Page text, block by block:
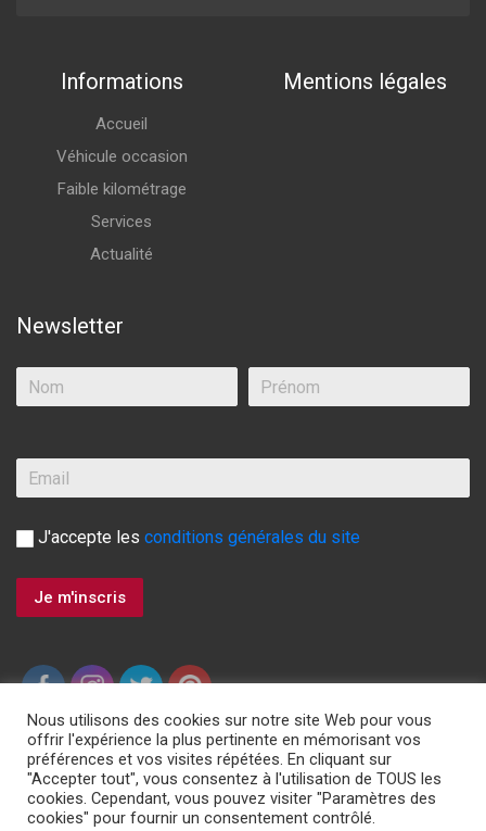
Informations
Accueil
Véhicule occasion
Faible kilométrage
Services
Actualité
Mentions légales
Newsletter
J'accepte les conditions générales du site
ASSISTANCE 24H/24 7J/7, 00 800 3428 0000
Nous utilisons des cookies sur notre site Web pour vous
offrir l'expérience la plus pertinente en mémorisant vos
préférences et vos visites répétées. En cliquant sur
"Accepter tout", vous consentez à l'utilisation de TOUS les
cookies. Cependant, vous pouvez visiter "Paramètres des
cookies" pour fournir un consentement contrôlé.